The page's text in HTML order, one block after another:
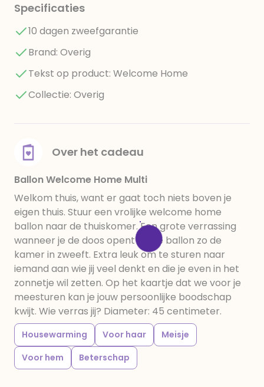
Specificaties
10 dagen zweefgarantie
Brand: Overig
Tekst op product: Welcome Home
Collectie: Overig
Over het cadeau
Ballon Welcome Home Multi
Welkom thuis, want er gaat toch niets boven je
eigen thuis. Stuur een vrolijke welcome home
ballon naar de thuiskomer. Een grote verrassing
wanneer je de doos opent en de ballon zo de
kamer in zweeft. Extra leuk om te sturen naar
iemand aan wie jij veel denkt en die je even in het
zonnetje wil zetten. Op het kaartje dat we voor je
meesturen kan je jouw persoonlijke boodschap
kwijt. Wie verras jij? Diameter: 45 centimeter.
Housewarming Voor haar
Meisje
Voor hem
Beterschap